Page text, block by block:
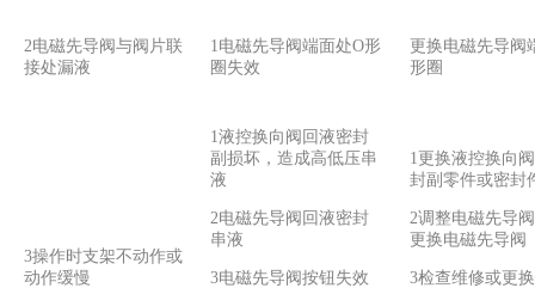
2电磁先导阀与阀片联
接处漏液
1电磁先导阀端面处O形
圈失效
更换电磁先导阀
形圈
3操作时支架不动作或
动作缓慢
1液控换向阀回液密封
副损坏，造成高低压串
液
2电磁先导阀回液密封
串液
3电磁先导阀按钮失效
1更换液控换向
封副零件或密封
2调整电磁先导
更换电磁先导阀
3检查维修或更